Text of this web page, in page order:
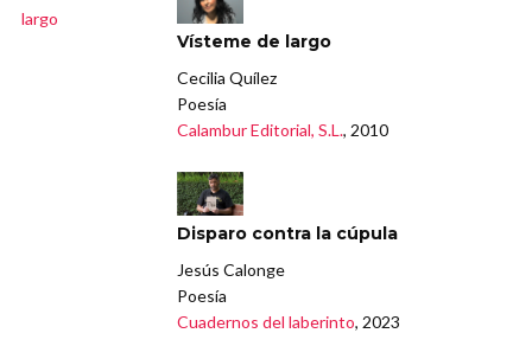
Vísteme de largo
Cecilia Quílez
Poesía
Calambur Editorial, S.L., 2010
Disparo contra la cúpula
Jesús Calonge
Poesía
Cuadernos del laberinto, 2023